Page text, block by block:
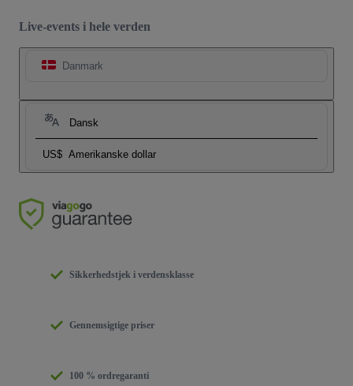
Live-events i hele verden
Danmark
Dansk
US$ Amerikanske dollar
Sikkerhedstjek i verdensklasse
Gennemsigtige priser
100 % ordregaranti